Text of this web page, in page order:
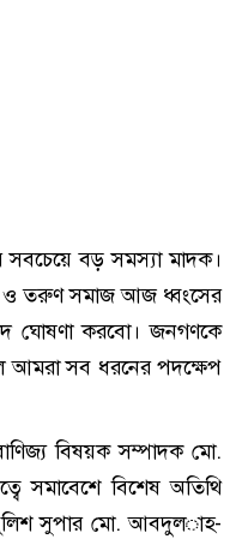
বড় সমস্যা মাদক।
ও তরুণ সমাজ আজ ধ্বংসের
ঘোষণা করবো। জনগণকে
আমরা সব ধরনের পদক্ষেপ
বিষয়ক সম্পাদক মো.
সমাবেশে বিশেষ অতিথি
পুলিশ সুপার মো. আবদুল­াহ-